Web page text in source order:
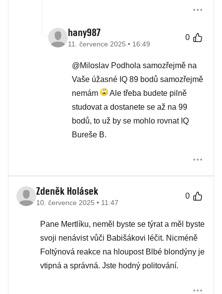
hany987
11. července 2025 • 16:49
0
@Miloslav Podhola samozřejmě na
Vaše úžasné IQ 89 bodů samozřejmě
nemám
Ale třeba budete pilně
studovat a dostanete se až na 99
bodů, to už by se mohlo rovnat IQ
Bureše B.
Zdeněk Holásek
10. července 2025 • 11:47
0
Pane Mertlíku, neměl byste se týrat a měl byste
svoji nenávist vůči Babišákovi léčit. Nicméně
Foltýnová reakce na hloupost Blbé blondýny je
vtipná a správná. Jste hodný politování.